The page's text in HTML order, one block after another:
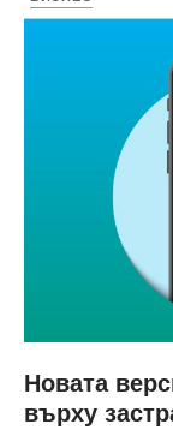
Новата
върху